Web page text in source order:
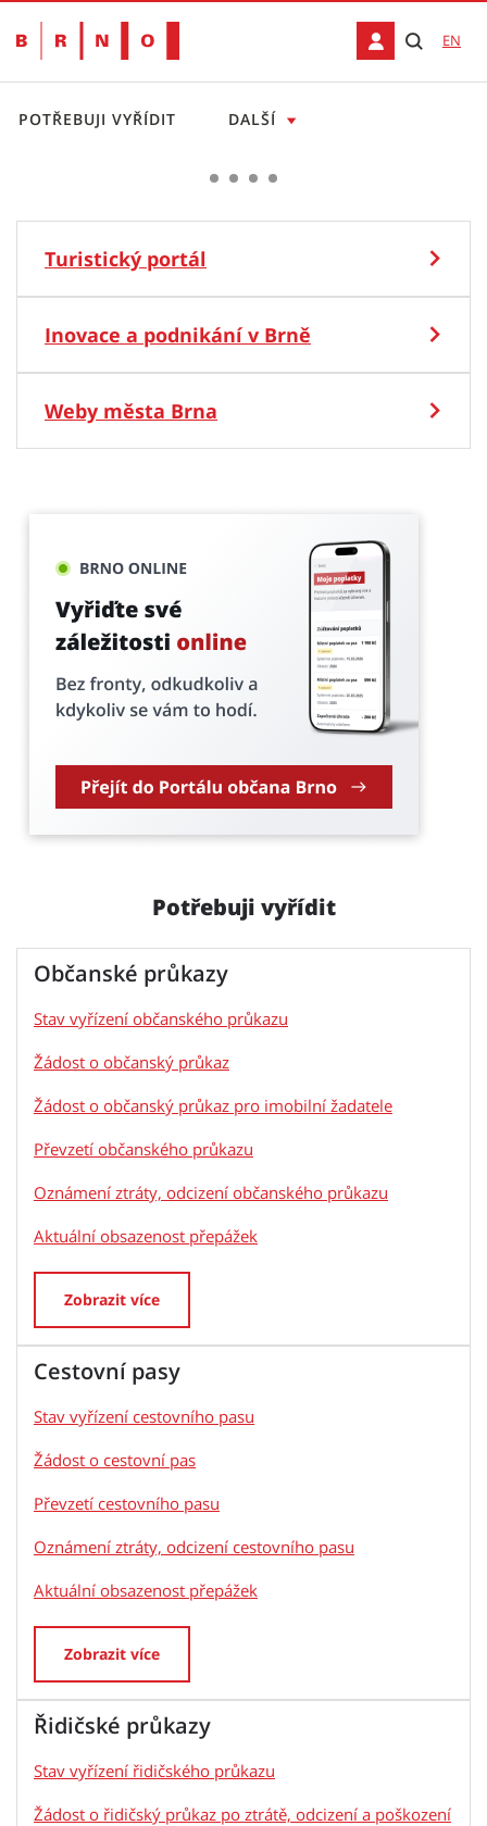
EN
POTŘEBUJI VYŘÍDIT DALŠÍ
Brno
Brno se připravuje
na extrémní horka
Více
Turistický portál
Inovace a podnikání v Brně
Weby města Brna
Potřebuji vyřídit
Občanské průkazy
Stav vyřízení občanského průkazu
Žádost o občanský průkaz
Žádost o občanský průkaz pro imobilní žadatele
Převzetí občanského průkazu
Oznámení ztráty, odcizení občanského průkazu
Aktuální obsazenost přepážek
Zobrazit více
Cestovní pasy
Stav vyřízení cestovního pasu
Žádost o cestovní pas
Převzetí cestovního pasu
Oznámení ztráty, odcizení cestovního pasu
Aktuální obsazenost přepážek
Zobrazit více
Řidičské průkazy
Stav vyřízení řidičského průkazu
Žádost o řidičský průkaz po ztrátě, odcizení a poškození